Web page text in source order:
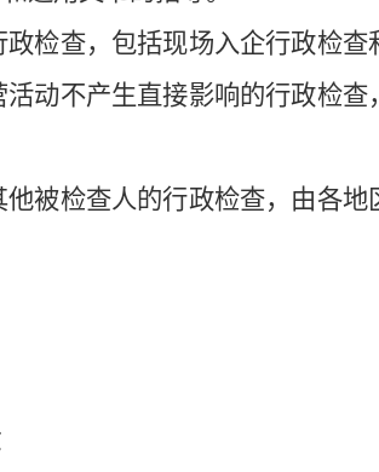
政检查，包括现场入企行政检查
活动不产生直接影响的行政检查
被检查人的行政检查，由各地